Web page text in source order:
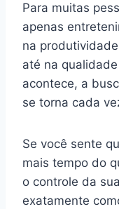
Para muitas
apenas
na
até na
acontece, a
se torna cada
Se você sente
mais tempo do
o controle da
exatamente